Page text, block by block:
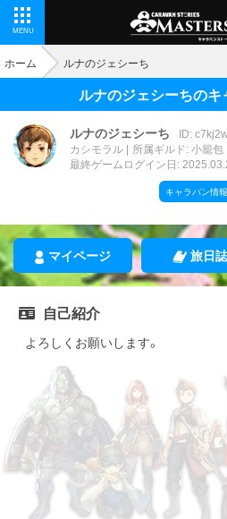
MENU
ホーム ルナのジェシーち
ルナのジェシーちの
ルナのジェシーち
ID:
カシモラル
所属ギルド: 小籠包
最終ゲームログイン日:
キャラバン情報
マイページ 旅日誌
自己紹介
よろしくお願いします。